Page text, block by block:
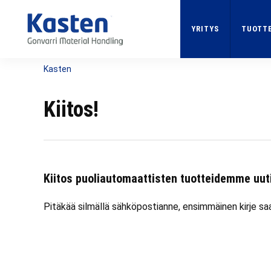
content
YRITYS
Kasten
Kiitos!
Kiitos puoliautomaattisten tuotteidemme
Pitäkää silmällä sähköpostianne, ensimmäinen kirje